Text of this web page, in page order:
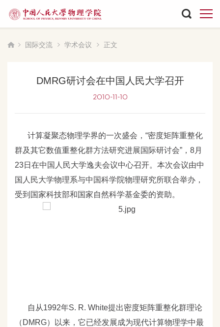
国际交流 学术会议 正文
DMRG研讨会在中国人民大学召开
2010-11-10
计算凝聚态物理学界的一次盛会，“密度矩阵重整化
群及其它数值重整化群方法研究进展国际研讨会”，8月
23日在中国人民大学逸夫会议中心召开。本次会议由中
国人民大学物理系与中国科学院物理研究所联合举办，
受到国家科技部和国家自然科学基金委的资助。
自从1992年S. R. White提出密度矩阵重整化群理论
（DMRG）以来，它已经发展成为现代计算物理学中最